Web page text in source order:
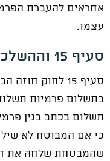
אחראים להעברת
עצמו.
סעיף 15 וההשלכות
סעיף 15 לחוק
בתשלום פרמיות
תשלום בכתב בגין
שהמבטחת שלחה את